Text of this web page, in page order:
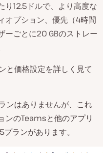
り12.5ドルで、より高度な
オプション、優先（4時間
ーごとに20 GBのストレー
価格設定を詳しく見て
ンはありませんが、これ
ンのTeamsと他のアプリ
ランがあります。